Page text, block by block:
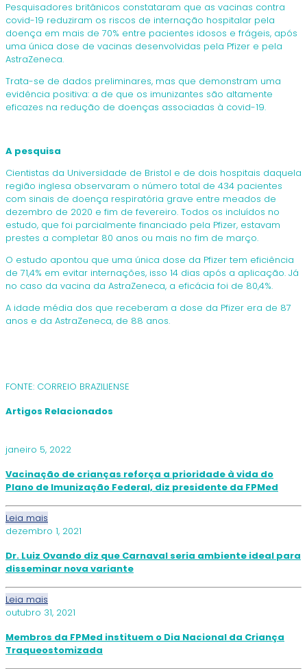
Pesquisadores britânicos constataram que as vacinas contra
covid-19 reduziram os riscos de internação hospitalar pela
doença em mais de 70% entre pacientes idosos e frágeis, após
uma única dose de vacinas desenvolvidas pela Pfizer e pela
AstraZeneca.
Trata-se de dados preliminares, mas que demonstram uma
evidência positiva: a de que os imunizantes são altamente
eficazes na redução de doenças associadas à covid-19.
A pesquisa
Cientistas da Universidade de Bristol e de dois hospitais daquela
região inglesa observaram o número total de 434 pacientes
com sinais de doença respiratória grave entre meados de
dezembro de 2020 e fim de fevereiro. Todos os incluídos no
estudo, que foi parcialmente financiado pela Pfizer, estavam
prestes a completar 80 anos ou mais no fim de março.
O estudo apontou que uma única dose da Pfizer tem eficiência
de 71,4% em evitar internações, isso 14 dias após a aplicação. Já
no caso da vacina da AstraZeneca, a eficácia foi de 80,4%.
A idade média dos que receberam a dose da Pfizer era de 87
anos e da AstraZeneca, de 88 anos.
FONTE: CORREIO BRAZILIENSE
Artigos Relacionados
janeiro 5, 2022
Vacinação de crianças reforça a prioridade à vida do
Plano de Imunização Federal, diz presidente da FPMed
Leia mais
dezembro 1, 2021
Dr. Luiz Ovando diz que Carnaval seria ambiente ideal para
disseminar nova variante
Leia mais
outubro 31, 2021
Membros da FPMed instituem o Dia Nacional da Criança
Traqueostomizada